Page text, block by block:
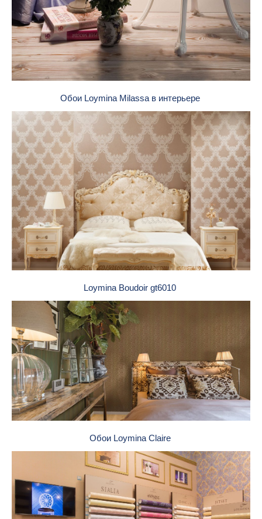
Обои Loymina Milassa в интерьере
Loymina Boudoir gt6010
Обои Loymina Claire